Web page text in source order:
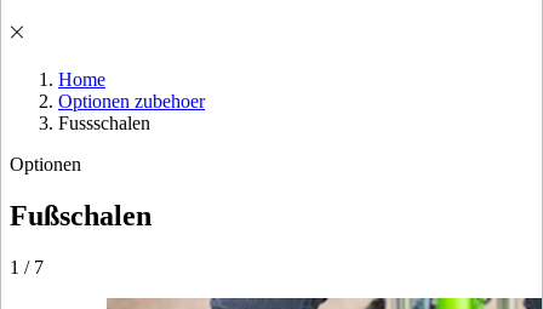
Home
Optionen zubehoer
Fussschalen
Optionen
Fußschalen
1 / 7